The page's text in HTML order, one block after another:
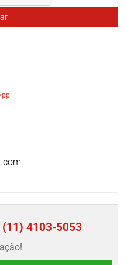
(11) 4103-5053